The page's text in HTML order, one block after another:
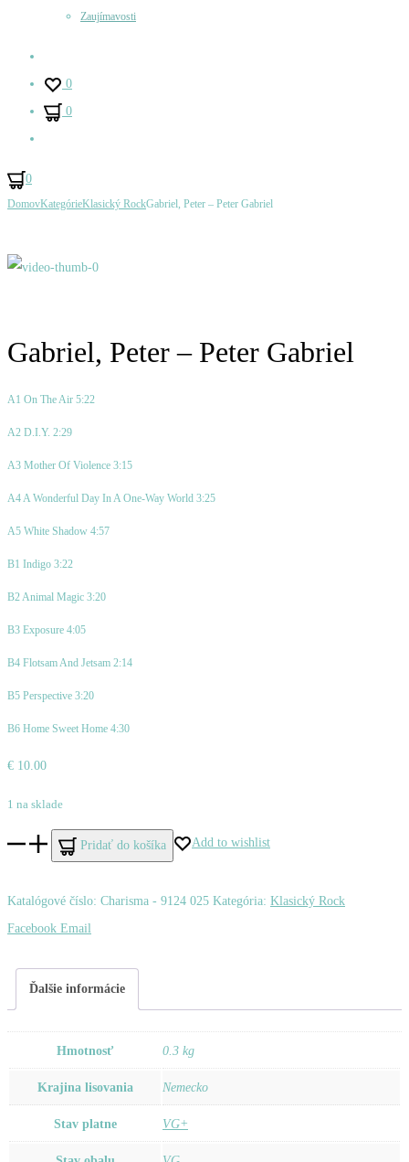
Zaujímavosti
0
0
0
Ovládanie
Gabriel,
–
Gallagher
Lyle
DomovKategórieKlasický RockGabriel, Peter – Peter Gabriel
Gabriel, Peter – Peter Gabriel
A1 On The Air 5:22
A2 D.I.Y. 2:29
A3 Mother Of Violence 3:15
A4 A Wonderful Day In A One-Way World 3:25
A5 White Shadow 4:57
B1 Indigo 3:22
B2 Animal Magic 3:20
B3 Exposure 4:05
B4 Flotsam And Jetsam 2:14
B5 Perspective 3:20
B6 Home Sweet Home 4:30
€ 10.00
1 na sklade
množstvo
Peter
–
Gabriel
Pridať do košíka Add to wishlist
Katalógové číslo: Charisma - 9124 025 Kategória: Klasický Rock
Zdieľať
Facebook Email
Ďalšie informácie
Hmotnosť 0.3 kg
Krajina lisovania Nemecko
Stav platne VG+